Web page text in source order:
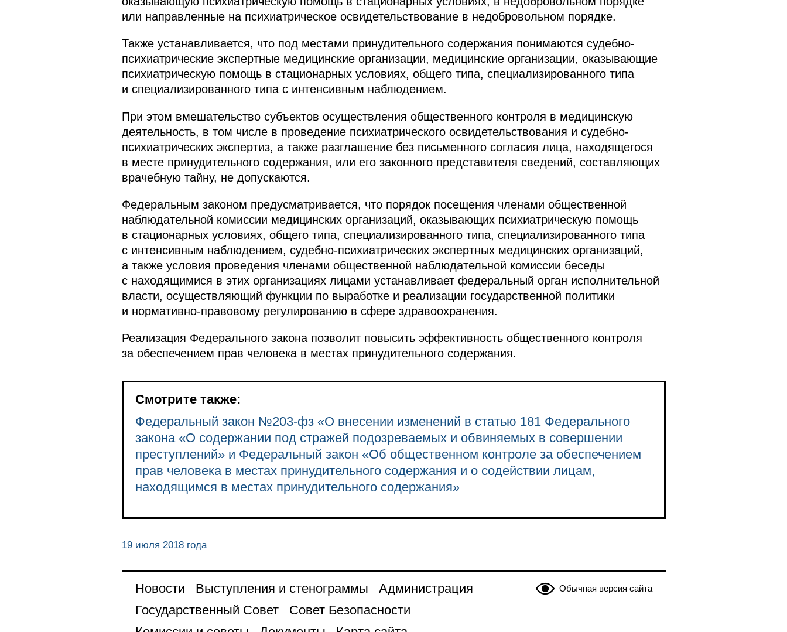
или направленные на психиатрическое освидетельствование в недобровольном порядке.
Также устанавливается, что под местами принудительного содержания понимаются судебно-
психиатрические экспертные медицинские организации, медицинские организации, оказывающие
психиатрическую помощь в стационарных условиях, общего типа, специализированного типа
и специализированного типа с интенсивным наблюдением.
При этом вмешательство субъектов осуществления общественного контроля в медицинскую
деятельность, в том числе в проведение психиатрического освидетельствования и судебно-
психиатрических экспертиз, а также разглашение без письменного согласия лица, находящегося
в месте принудительного содержания, или его законного представителя сведений, составляющих
врачебную тайну, не допускаются.
Федеральным законом предусматривается, что порядок посещения членами общественной
наблюдательной комиссии медицинских организаций, оказывающих психиатрическую помощь
в стационарных условиях, общего типа, специализированного типа, специализированного типа
с интенсивным наблюдением, судебно-психиатрических экспертных медицинских организаций,
а также условия проведения членами общественной наблюдательной комиссии беседы
с находящимися в этих организациях лицами устанавливает федеральный орган исполнительной
власти, осуществляющий функции по выработке и реализации государственной политики
и нормативно-правовому регулированию в сфере здравоохранения.
Реализация Федерального закона позволит повысить эффективность общественного контроля
за обеспечением прав человека в местах принудительного содержания.
Смотрите также:
Федеральный закон №203-фз «О внесении изменений в статью 181 Федерального
закона «О содержании под стражей подозреваемых и обвиняемых в совершении
преступлений» и Федеральный закон «Об общественном контроле за обеспечением
прав человека в местах принудительного содержания и о содействии лицам,
находящимся в местах принудительного содержания»
19 июля 2018 года
Обычная версия сайта
Новости Выступления и стенограммы
Администрация
Государственный Совет
Совет Безопасности